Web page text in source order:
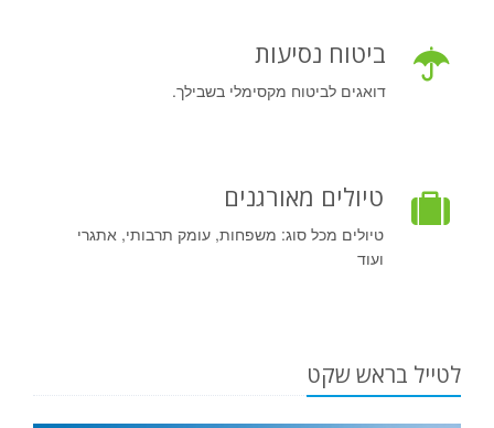
ביטוח נסיעות
דואגים לביטוח מקסימלי בשבילך.
טיולים מאורגנים
טיולים מכל סוג: משפחות, עומק תרבותי, אתגרי
ועוד
לטייל בראש שקט